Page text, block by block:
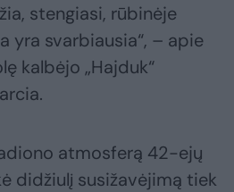
stengiasi, rūbinėje
yra svarbiausia“, – apie
kalbėjo „Hajduk“
atmosferą 42-ejų
didžiulį susižavėjimą tiek